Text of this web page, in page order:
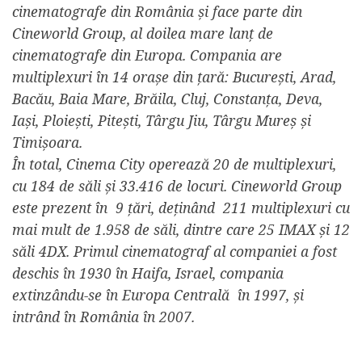
cinematografe din România și face parte din
Cineworld Group, al doilea mare lanț de
cinematografe din Europa. Compania are
multiplexuri în 14 orașe din țară: București, Arad,
Bacău, Baia Mare, Brăila, Cluj, Constanța, Deva,
Iași, Ploiești, Pitești, Târgu Jiu, Târgu Mureș și
Timișoara.
În total, Cinema City operează 20 de multiplexuri,
cu 184 de săli și 33.416 de locuri. Cineworld Group
este prezent în 9 țări, deținând 211 multiplexuri cu
mai mult de 1.958 de săli, dintre care 25 IMAX și 12
săli 4DX. Primul cinematograf al companiei a fost
deschis în 1930 în Haifa, Israel, compania
extinzându-se în Europa Centrală în 1997, și
intrând în România în 2007.